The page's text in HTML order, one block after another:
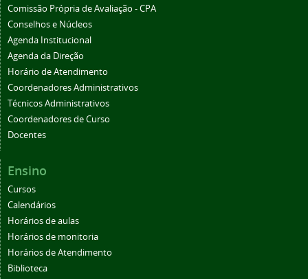
Comissão Própria de Avaliação - CPA
Conselhos e Núcleos
Agenda Institucional
Agenda da Direção
Horário de Atendimento
Coordenadores Administrativos
Técnicos Administrativos
Coordenadores de Curso
Docentes
Ensino
Cursos
Calendários
Horários de aulas
Horários de monitoria
Horários de Atendimento
Biblioteca